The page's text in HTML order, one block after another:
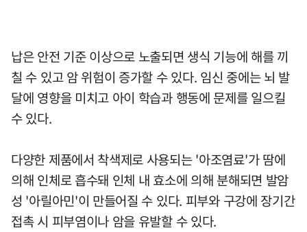
납은 안전 기준 이상으로 노출되면 생식 기능에 해를 끼
칠 수 있고 암 위험이 증가할 수 있다. 임신 중에는 뇌 발
달에 영향을 미치고 아이 학습과 행동에 문제를 일으킬
수 있다.
다양한 제품에서 착색제로 사용되는 '아조염료'가 땀에
의해 인체로 흡수돼 인체 내 효소에 의해 분해되면 발암
성 '아릴아민'이 만들어질 수 있다. 피부와 구강에 장기간
접촉 시 피부염이나 암을 유발할 수 있다.